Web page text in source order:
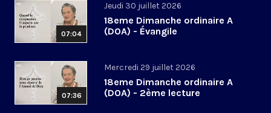
07:04
Jeudi 30 juillet 2026
18eme Dimanche ordinaire A
(DOA) - Évangile
07:36
Mercredi 29 juillet 2026
18eme Dimanche ordinaire A
(DOA) - 2ème lecture